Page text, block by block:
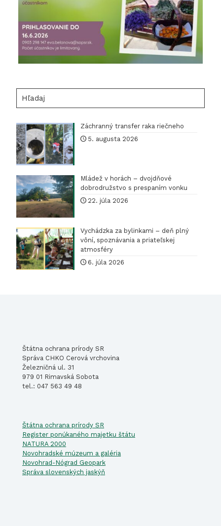
Záchranný transfer raka riečneho
5. augusta 2026
Mládež v horách – dvojdňové
dobrodružstvo s prespaním vonku
22. júla 2026
Vychádzka za bylinkami – deň plný
vôní, spoznávania a priateľskej
atmosféry
6. júla 2026
Štátna ochrana prírody SR
Správa CHKO Cerová vrchovina
Železničná ul. 31
979 01 Rimavská Sobota
tel.: 047 563 49 48
Štátna ochrana prírody SR
Register ponúkaného majetku štátu
NATURA 2000
Novohradské múzeum a galéria
Novohrad-Nógrad Geopark
Správa slovenských jaskýň